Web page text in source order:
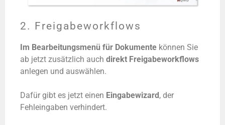
2. Freigabeworkflows
Im Bearbeitungsmenü für Dokumente können Sie
ab jetzt zusätzlich auchdirekt Freigabeworkflows
anlegen und auswählen.
Dafür gibt es jetzt einen Eingabewizard, der
Fehleingaben verhindert.